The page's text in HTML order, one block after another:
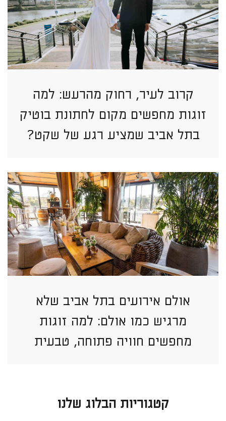
קרוב לעיר, רחוק מהרעש: למה
זוגות מחפשים מקום לחתונת בוטיק
בתל אביב שמציע רגע של שקט?
אולם אירועים בתל אביב שלא
מרגיש כמו אולם: למה זוגות
מחפשים חוויה פתוחה, טבעית
קטגוריות הבלוג שלנו